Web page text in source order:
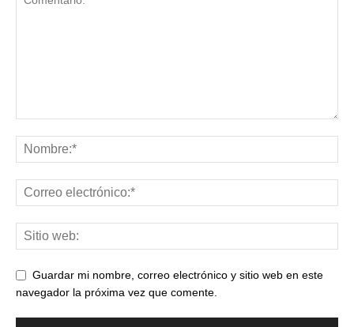
Guardar mi nombre, correo electrónico y sitio web en este
navegador la próxima vez que comente.